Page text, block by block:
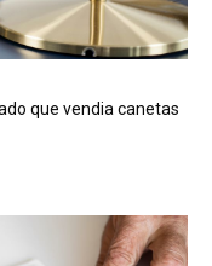
que vendia canetas